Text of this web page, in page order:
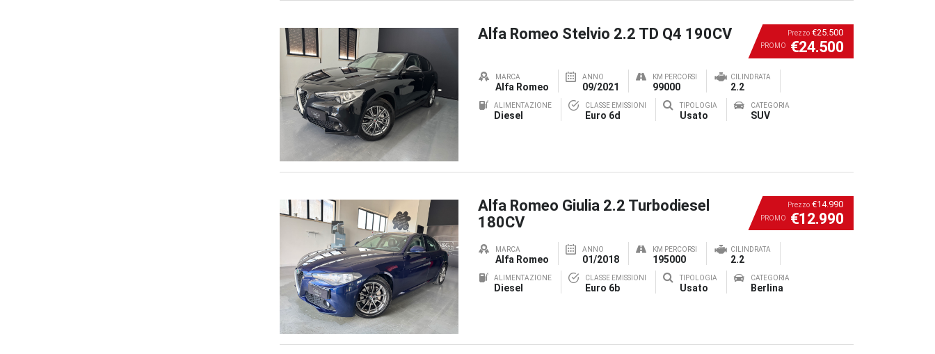
Prezzo €25.500
PROMO €24.500
Alfa Romeo Stelvio 2.2 TD Q4 190CV
MARCA
Alfa Romeo
ANNO
09/2021
KM PERCORSI
99000
CILINDRATA
2.2
ALIMENTAZIONE
Diesel
CLASSE EMISSIONI
Euro 6d
TIPOLOGIA
Usato
CATEGORIA
SUV
Prezzo €14.990
PROMO €12.990
Alfa Romeo Giulia 2.2 Turbodiesel
180CV
MARCA
Alfa Romeo
ANNO
01/2018
KM PERCORSI
195000
CILINDRATA
2.2
ALIMENTAZIONE
Diesel
CLASSE EMISSIONI
Euro 6b
TIPOLOGIA
Usato
CATEGORIA
Berlina